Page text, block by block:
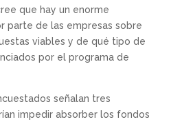
que hay un enorme
parte de las empresas sobre
viables y de qué tipo de
por el programa de
señalan tres
impedir absorber los fondos